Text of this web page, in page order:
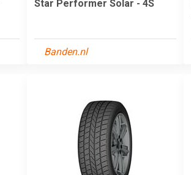
Star Performer Solar - 4S
Banden.nl